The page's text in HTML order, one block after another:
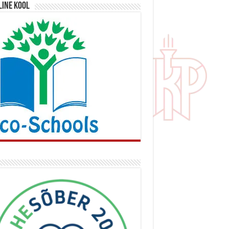
kool